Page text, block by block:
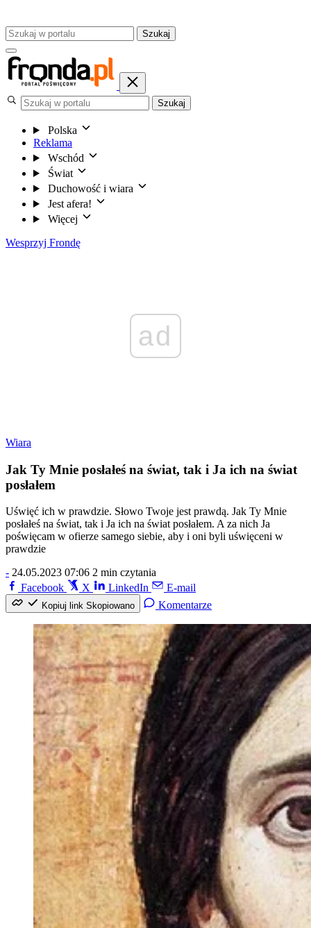
Szukaj
Szukaj
Polska
Reklama
Wschód
Świat
Duchowość i wiara
Jest afera!
Więcej
Wesprzyj Frondę
ad
Wiara
Jak Ty Mnie posłałeś na świat, tak i Ja ich na świat
posłałem
Uświęć ich w prawdzie. Słowo Twoje jest prawdą. Jak Ty Mnie
posłałeś na świat, tak i Ja ich na świat posłałem. A za nich Ja
poświęcam w ofierze samego siebie, aby i oni byli uświęceni w
prawdzie
- 24.05.2023 07:06 2 min czytania
Facebook
X LinkedIn E-mail
Kopiuj link Skopiowano Komentarze